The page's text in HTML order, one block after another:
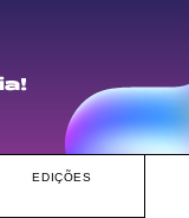
EDIÇÕES